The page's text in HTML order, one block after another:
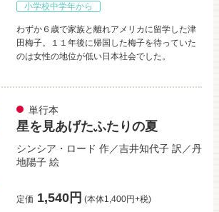
小学校中学年から
わずか６歳で家族と離れアメリカに留学した津
田梅子。１１年後に帰国した梅子を待っていた
のは女性の地位が低い日本社会でした。
単行本
星を見あげたふたりの夏
シンシア・ロード 作／吉井知代子 訳／丹
地陽子 絵
定価 1,540円 (本体1,400円+税)